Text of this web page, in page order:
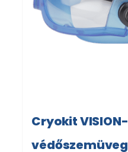
Cryokit
védőszemüveg